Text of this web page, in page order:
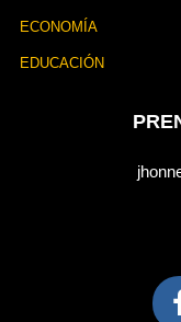
ECONOMÍA
EDUCACIÓN